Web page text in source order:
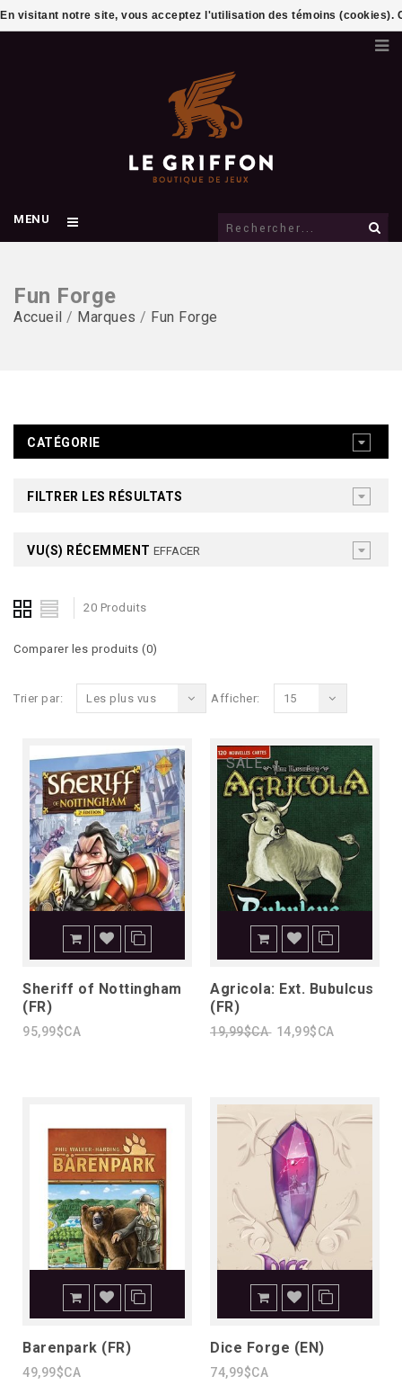
MENU
Fun Forge
Accueil / Marques / Fun Forge
CATÉGORIE
FILTRER LES RÉSULTATS
VU(S) RÉCEMMENT EFFACER
20 Produits
Comparer les produits (0)
Trier par: Les plus vus Afficher: 15
Sheriff of Nottingham
(FR)
95,99$CA
SALE
Agricola: Ext. Bubulcus
(FR)
19,99$CA 14,99$CA
Barenpark (FR)
49,99$CA
Dice Forge (EN)
74,99$CA
En visitant notre site, vous acceptez l'utilisation des témoins